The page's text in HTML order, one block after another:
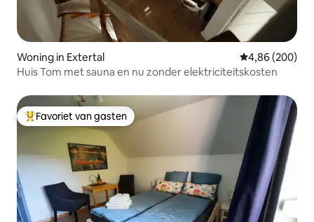
Woning in Extertal Gemiddelde
4,86 (200)
Huis Tom met sauna en nu zonder elektriciteitskosten
Topfavoriet van gasten
Favoriet van gasten